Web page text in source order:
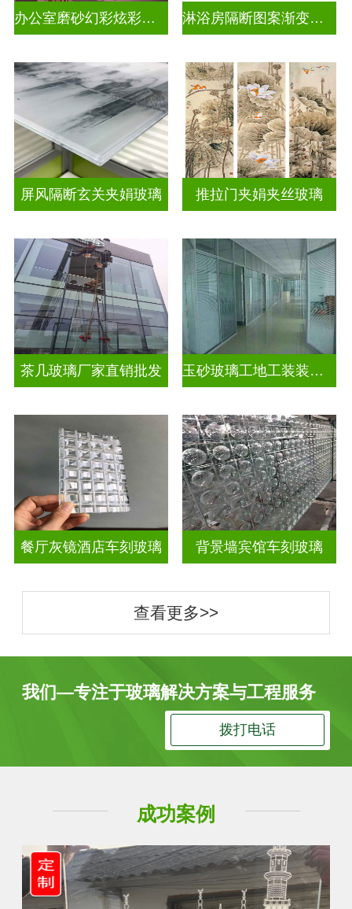
办公室磨砂幻彩炫彩渐变玻璃 淋浴房隔断图案渐变玻璃
屏风隔断玄关夹娟玻璃 推拉门夹娟夹丝玻璃
茶几玻璃厂家直销批发 玉砂玻璃工地工装装饰玻璃
餐厅灰镜酒店车刻玻璃 背景墙宾馆车刻玻璃
查看更多>>
我们—专注于玻璃解决方案与工程服务
拨打电话
成功案例